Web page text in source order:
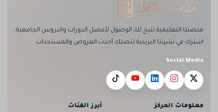
منصتنا التعليمية تتيح لك الوصول لأفضل الدورات والدروس الجامعية.
اشترك في نشرتنا البريدية لتصلك أحدث العروض والمستجدات.
Social Media
معلومات المركز أبرز الفئات